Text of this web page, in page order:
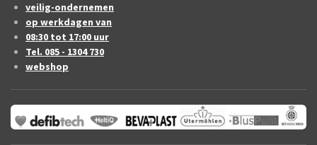
veilig-ondernemen
op werkdagen van
08:30 tot 17:00 uur
Tel. 085 - 1304 730
webshop